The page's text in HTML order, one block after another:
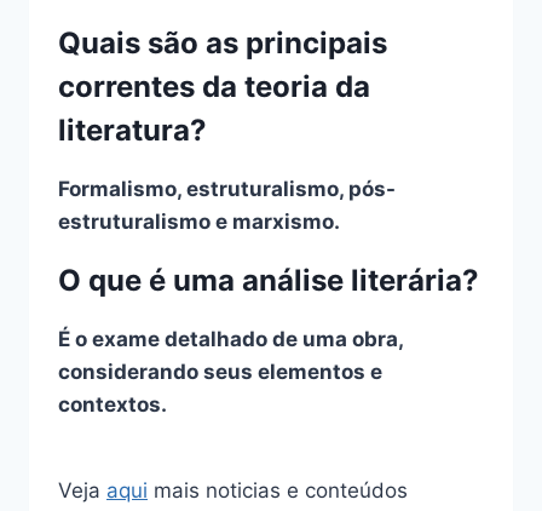
Quais são as principais
correntes da teoria da
literatura?
Formalismo, estruturalismo, pós-
estruturalismo e marxismo.
O que é uma análise literária?
É o exame detalhado de uma obra,
considerando seus elementos e
contextos.
Veja aqui mais noticias e conteúdos